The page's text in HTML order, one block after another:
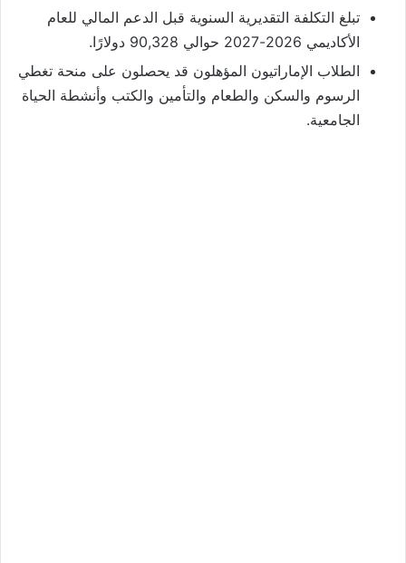
تبلغ التكلفة التقديرية السنوية قبل الدعم المالي للعام
الأكاديمي 2026-2027 حوالي 90,328 دولارًا.
الطلاب الإماراتيون المؤهلون قد يحصلون على منحة تغطي
الرسوم والسكن والطعام والتأمين والكتب وأنشطة الحياة
الجامعية.